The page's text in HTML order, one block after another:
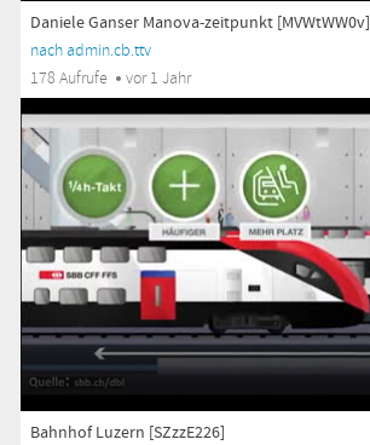
Daniele Ganser Manova-zeitpunkt [MVWtWW0v]
nach admin.cb.ttv
178 Aufrufe
vor 1 Jahr
Bahnhof Luzern [SZzzE226]